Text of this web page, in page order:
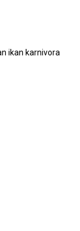
ikan karnivora